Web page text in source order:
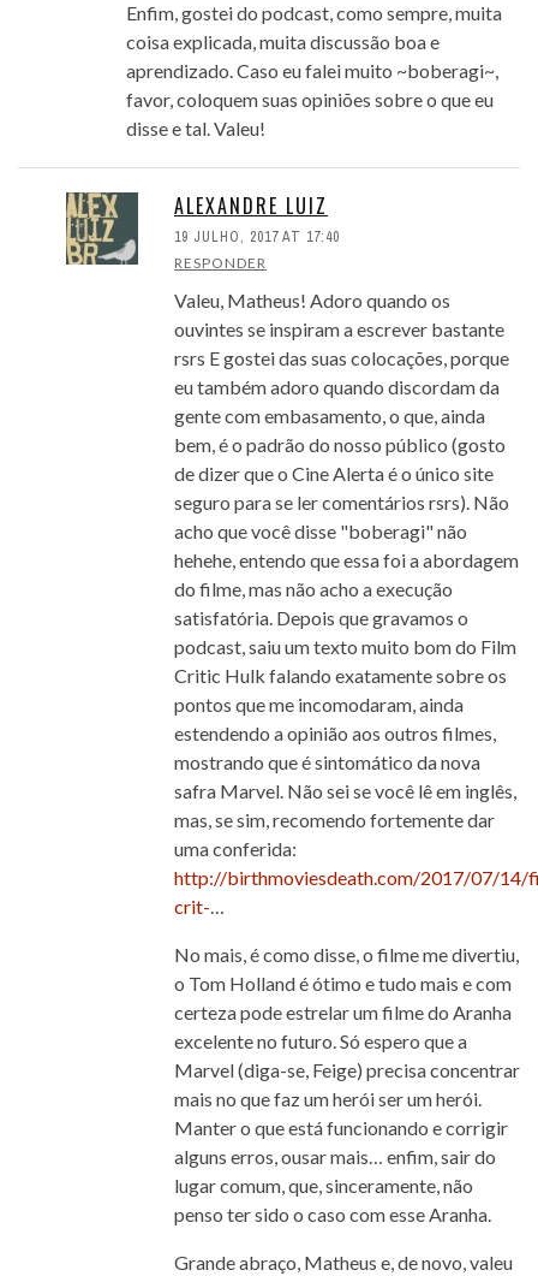
Enfim, gostei do podcast, como sempre, muita
coisa explicada, muita discussão boa e
aprendizado. Caso eu falei muito ~boberagi~,
favor, coloquem suas opiniões sobre o que eu
disse e tal. Valeu!
ALEXANDRE LUIZ
19 JULHO, 2017 AT 17:40
RESPONDER
Valeu, Matheus! Adoro quando os
ouvintes se inspiram a escrever bastante
rsrs E gostei das suas colocações, porque
eu também adoro quando discordam da
gente com embasamento, o que, ainda
bem, é o padrão do nosso público (gosto
de dizer que o Cine Alerta é o único site
seguro para se ler comentários rsrs). Não
acho que você disse "boberagi" não
hehehe, entendo que essa foi a abordagem
do filme, mas não acho a execução
satisfatória. Depois que gravamos o
podcast, saiu um texto muito bom do Film
Critic Hulk falando exatamente sobre os
pontos que me incomodaram, ainda
estendendo a opinião aos outros filmes,
mostrando que é sintomático da nova
safra Marvel. Não sei se você lê em inglês,
mas, se sim, recomendo fortemente dar
uma conferida:
http://birthmoviesdeath.com/2017/07/14/
crit-…
No mais, é como disse, o filme me divertiu,
o Tom Holland é ótimo e tudo mais e com
certeza pode estrelar um filme do Aranha
excelente no futuro. Só espero que a
Marvel (diga-se, Feige) precisa concentrar
mais no que faz um herói ser um herói.
Manter o que está funcionando e corrigir
alguns erros, ousar mais… enfim, sair do
lugar comum, que, sinceramente, não
penso ter sido o caso com esse Aranha.
Grande abraço, Matheus e, de novo, valeu